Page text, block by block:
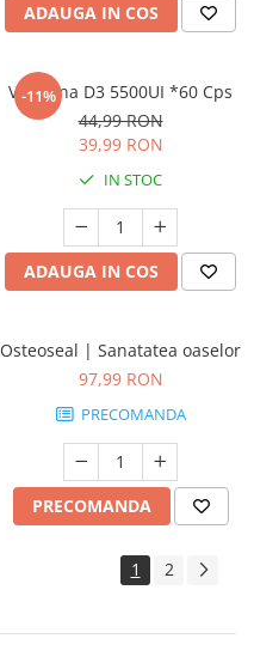
ADAUGA IN COS
-11%
Vitamina D3 5500UI *60 Cps
44,99 RON
39,99 RON
IN STOC
ADAUGA IN COS
Osteoseal | Sanatatea oaselor
97,99 RON
PRECOMANDA
PRECOMANDA
1 2